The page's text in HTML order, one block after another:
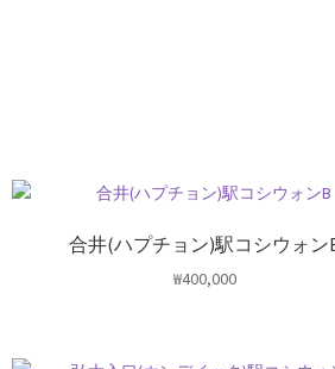
合井(ハプチョン)駅コシウォン
₩400,000